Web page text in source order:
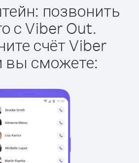
позвонить
с Viber Out.
счёт Viber
вы сможете: